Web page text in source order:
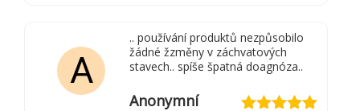
A
.. používání produktů nezpůsobilo
žádné žzměny v záchvatových
stavech.. spíše špatná doagnóza..
Anonymní